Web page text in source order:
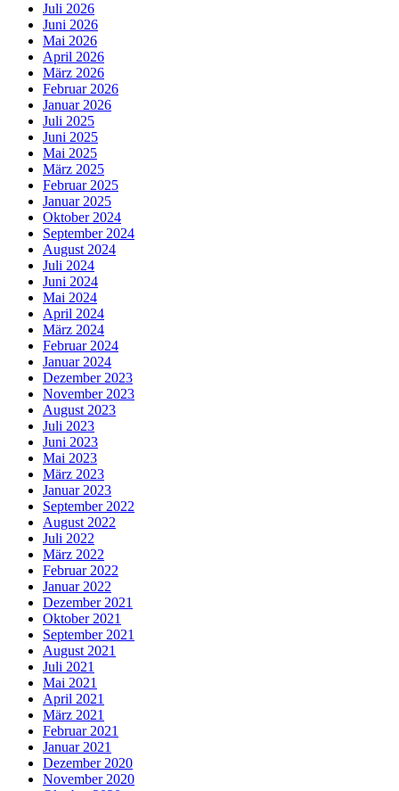
Juli 2026
Juni 2026
Mai 2026
April 2026
März 2026
Februar 2026
Januar 2026
Juli 2025
Juni 2025
Mai 2025
März 2025
Februar 2025
Januar 2025
Oktober 2024
September 2024
August 2024
Juli 2024
Juni 2024
Mai 2024
April 2024
März 2024
Februar 2024
Januar 2024
Dezember 2023
November 2023
August 2023
Juli 2023
Juni 2023
Mai 2023
März 2023
Januar 2023
September 2022
August 2022
Juli 2022
März 2022
Februar 2022
Januar 2022
Dezember 2021
Oktober 2021
September 2021
August 2021
Juli 2021
Mai 2021
April 2021
März 2021
Februar 2021
Januar 2021
Dezember 2020
November 2020